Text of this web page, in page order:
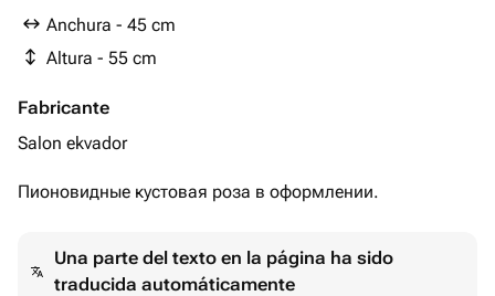
Anchura - 45 cm
Altura - 55 cm
Fabricante
Salon ekvador
Пионовидные кустовая роза в оформлении.
Una parte del texto en la página ha sido
traducida automáticamente